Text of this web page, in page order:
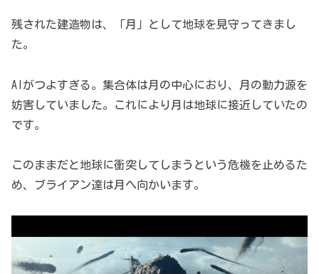
残された建造物は、「月」として地球を見守ってきまし
た。
AIがつよすぎる。集合体は月の中心におり、月の動力源を
妨害していました。これにより月は地球に接近していたの
です。
このままだと地球に衝突してしまうという危機を止めるた
め、ブライアン達は月へ向かいます。